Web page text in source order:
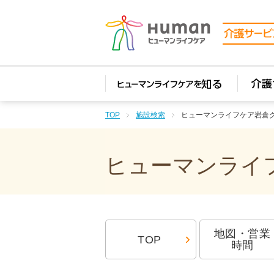
TOP 施設検索 ヒューマンライフケア岩倉
ヒューマンライ
TOP
地図・営業
時間